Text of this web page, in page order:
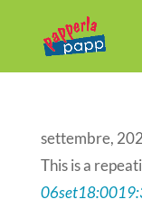
settembre,
This is a
06set18:00